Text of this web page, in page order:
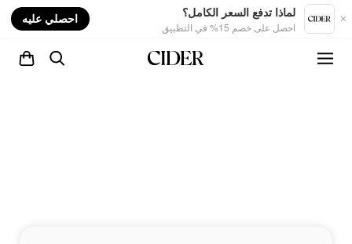
لماذا تدفع السعر الكامل؟
احصل على خصم 15% في التطبيق
احصلي عليه